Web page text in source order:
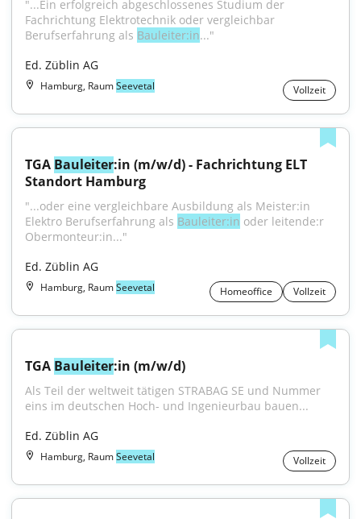
"...Ein erfolgreich abgeschlossenes Studium der
Fachrichtung Elektrotechnik oder vergleichbar
Berufserfahrung als Bauleiter:in..."
Ed. Züblin AG
Hamburg, RaumSeevetal Vollzeit
TGA Bauleiter:in (m/w/d) - Fachrichtung ELT
Standort Hamburg
"...oder eine vergleichbare Ausbildung als Meister:in
Elektro Berufserfahrung als Bauleiter:in oder leitende:r
Obermonteur:in..."
Ed. Züblin AG
Hamburg, RaumSeevetal Homeoffice Vollzeit
TGA Bauleiter:in (m/w/d)
Als Teil der weltweit tätigen STRABAG SE und Nummer
eins im deutschen Hoch- und Ingenieurbau bauen...
Ed. Züblin AG
Hamburg, RaumSeevetal Vollzeit